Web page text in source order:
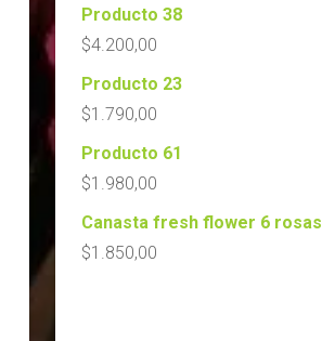
Producto 38
$4.200,00
Producto 23
$1.790,00
Producto 61
$1.980,00
Canasta fresh flower 6 rosas
$1.850,00